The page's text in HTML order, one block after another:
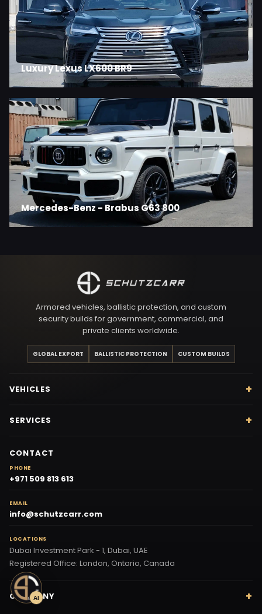
Luxury Lexus LX600 BR9
Mercedes-Benz - Brabus G63 800
Armored vehicles, ballistic protection, and custom
security builds for government, commercial, and
private clients worldwide.
GLOBAL EXPORT BALLISTIC PROTECTION CUSTOM BUILDS
VEHICLES
SERVICES
CONTACT
PHONE
+971 509 813 613
EMAIL
info@schutzcarr.com
LOCATIONS
Dubai Investment Park - 1, Dubai, UAE
Registered Office: London, Ontario, Canada
COMPANY
AI